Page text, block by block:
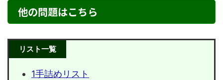
他の問題はこちら
リスト一覧
1手詰めリスト